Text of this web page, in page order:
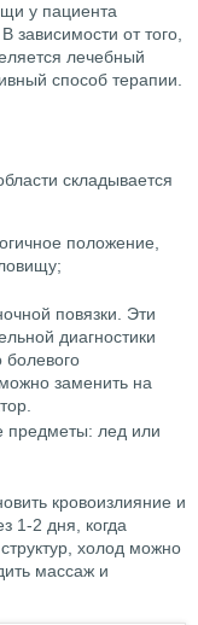
у пациента
от того,
лечебный
способ терапии.
складывается
положение,
повязки. Эти
диагностики
болевого
заменить на
предметы: лед или
кровоизлияние и
1-2 дня, когда
холод можно
массаж и